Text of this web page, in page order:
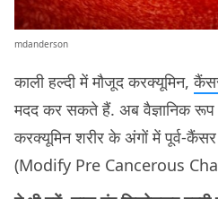
mdanderson
काली हल्दी में मौजूद करक्यूमिन,
मदद कर सकते हैं. अब वैज्ञानिक रूप
करक्यूमिन शरीर के अंगों में पूर्व-कैंसर
(Modify Pre Cancerous